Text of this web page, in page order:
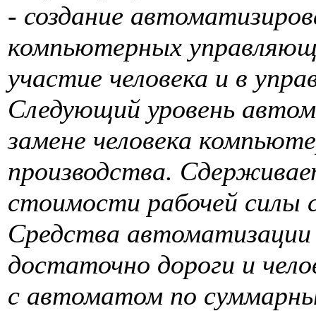
- создание
компьютерных
участие человека и в
Следующий уровень
замене человека
производства.
стоимости рабочей силы
Средства
достаточно дороги и
с автоматом по